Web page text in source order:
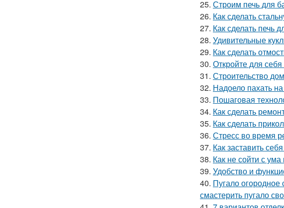
25. Строим печь для
26. Как сделать
27. Как сделать печь
28. Удивительные
29. Как сделать
30. Откройте для
31. Строительство
32. Надоело пахать
33. Пошаговая
34. Как сделать
35. Как сделать
36. Стресс во время
37. Как заставить
38. Как не сойти с
39. Удобство и
40. Пугало
смастерить пугало